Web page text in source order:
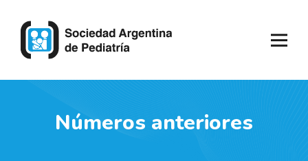
Números anteriores